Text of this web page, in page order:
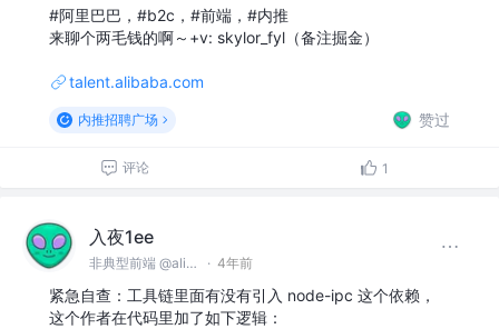
#阿里巴巴，#b2c，#前端，#内推
来聊个两毛钱的啊～+v: skylor_fyl（备注掘金）
talent.alibaba.com
内推招聘广场 赞过
评论 1
入夜1ee
非典型前端 @alibaba · 4年前
紧急自查：工具链里面有没有引入 node-ipc 这个依赖，
这个作者在代码里加了如下逻辑：